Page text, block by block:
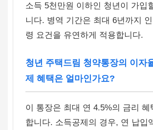
소득 5천만원 이하인 청년이 가입
니다. 병역 기간은 최대 6년까지
령 요건을 유연하게 적용합니다.
청년 주택드림 청약통장의 이자
제 혜택은 얼마인가요?
이 통장은 최대 연 4.5%의 금리 혜
합니다. 소득공제의 경우, 연 납입